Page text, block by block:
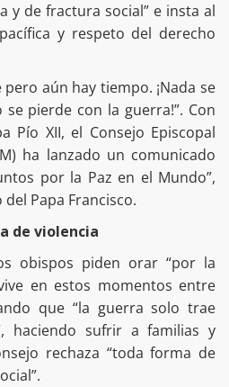
y de fractura social” e insta al
y respeto del derecho
aún hay tiempo. ¡Nada se
pierde con la guerra!”. Con
Pío XII, el Consejo Episcopal
ha lanzado un comunicado
por la Paz en el Mundo”,
Papa Francisco.
de violencia
obispos piden orar “por la
en estos momentos entre
que “la guerra solo trae
haciendo sufrir a familias y
rechaza “toda forma de